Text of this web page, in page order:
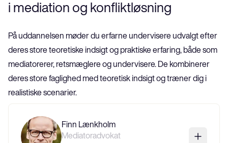
i mediation og konfliktløsning
På uddannelsen møder du erfarne undervisere udvalgt efter
deres store teoretiske indsigt og praktiske erfaring, både som
mediatorerer, retsmæglere og undervisere. De kombinerer
deres store faglighed med teoretisk indsigt og træner dig i
realistiske scenarier.
Finn Lænkholm
Mediatoradvokat